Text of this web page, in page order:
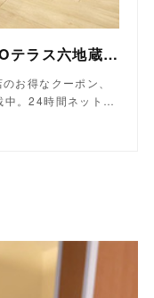
美容室 NYNY Mothers MOMOテラス六地蔵店｜ヘアサロン・美容院｜ニューヨークニューヨーク
お得なクーポン、
中。24時間ネット…